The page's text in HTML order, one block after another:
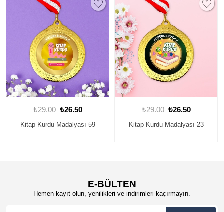
₺29.00 ₺26.50
Kitap Kurdu Madalyası 23
₺29.00 ₺26.50
Kitap Kurdu Madalyası 60
E-BÜLTEN
Hemen kayıt olun, yenilikleri ve indirimleri kaçırmayın.